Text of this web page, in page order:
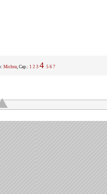
Michea, Cap.: 1 2 3 4 5 6 7